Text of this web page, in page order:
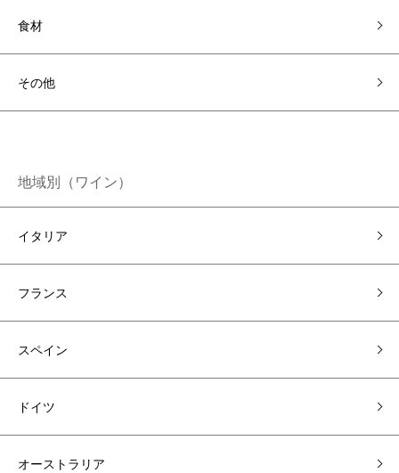
食材
その他
地域別（ワイン）
イタリア
フランス
スペイン
ドイツ
オーストラリア